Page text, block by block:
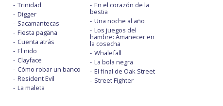
Trinidad
Digger
Sacamantecas
Fiesta pagäna
Cuenta atrás
El nido
Clayface
Cómo robar un banco
Resident Evil
La maleta
En el corazón de la
bestia
Una noche al año
Los juegos del
hambre: Amanecer en
la cosecha
Whalefall
La bola negra
El final de Oak Street
Street Fighter